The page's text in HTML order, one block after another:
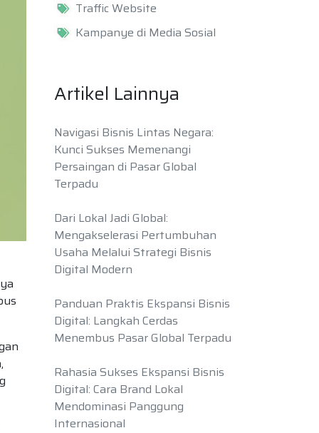
Traffic Website
Kampanye di Media Sosial
Artikel Lainnya
Navigasi Bisnis Lintas Negara:
Kunci Sukses Memenangi
Persaingan di Pasar Global
Terpadu
Dari Lokal Jadi Global:
Mengakselerasi Pertumbuhan
Usaha Melalui Strategi Bisnis
Digital Modern
Panduan Praktis Ekspansi Bisnis
Digital: Langkah Cerdas
Menembus Pasar Global Terpadu
Rahasia Sukses Ekspansi Bisnis
Digital: Cara Brand Lokal
Mendominasi Panggung
Internasional